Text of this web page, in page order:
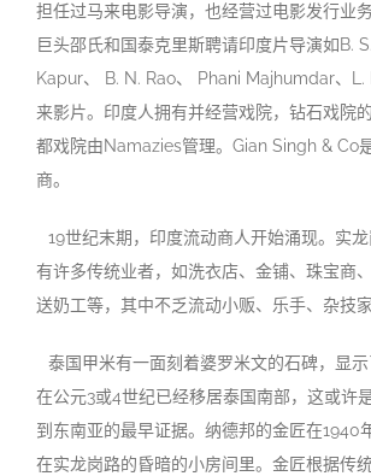
担任过马来电影导演，也经营过电影发行业
巨头邵氏和国泰克里斯聘请印度片导演如B.
Kapur、 B. N. Rao、 Phani Majhumdar、L.
来影片。印度人拥有并经营戏院，钻石戏院
都戏院由Namazies管理。Gian Singh & Co
商。
19世纪末期，印度流动商人开始涌现。实
有许多传统业者，如洗衣店、金铺、珠宝商
送奶工等，其中不乏流动小贩、乐手、杂技
泰国甲米有一面刻着婆罗米文的石碑，显
在公元3或4世纪已经移居泰国南部，这或许
到东南亚的最早证据。纳德邦的金匠在1940
在实龙岗路的昏暗的小房间里。金匠根据传